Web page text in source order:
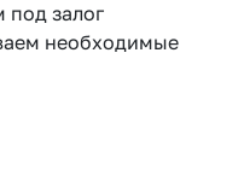
под залог
необходимые